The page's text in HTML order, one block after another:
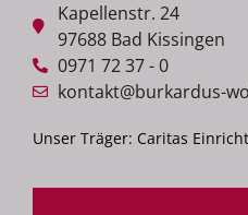
Kapellenstr. 24
97688 Bad Kissingen
0971 72 37 - 0
kontakt@burkardus-
Unser Träger: Caritas